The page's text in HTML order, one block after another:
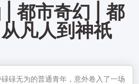
| 都市奇幻 | 都
凡人到神祇
碌无为的普通青年，意外卷入了一场